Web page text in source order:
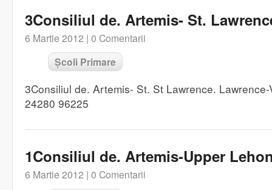
3Consiliul de. Artemis- St.
6 Martie 2012 | 0 Comentarii
Școli Primare
3Consiliul de. Artemis- St. St Lawrence.
24280 96225
1Consiliul de. Artemis-Upper
6 Martie 2012 | 0 Comentarii